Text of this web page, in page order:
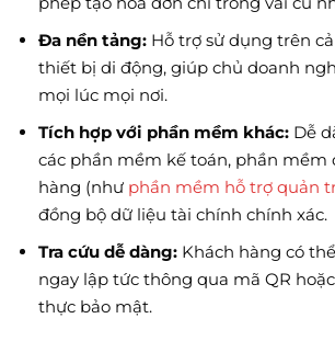
Đa nền tảng:Hỗ trợ sử dụng trên
thiết bị di động, giúp chủ doanh
mọi lúc mọi nơi.
Tích hợp với phần mềm khác:Dễ
các phần mềm kế toán, phần mềm
hàng (như phần mềm hỗ trợ quản
đồng bộ dữ liệu tài chính chính xác.
Tra cứu dễ dàng:Khách hàng có
ngay lập tức thông qua mã QR
thực bảo mật.